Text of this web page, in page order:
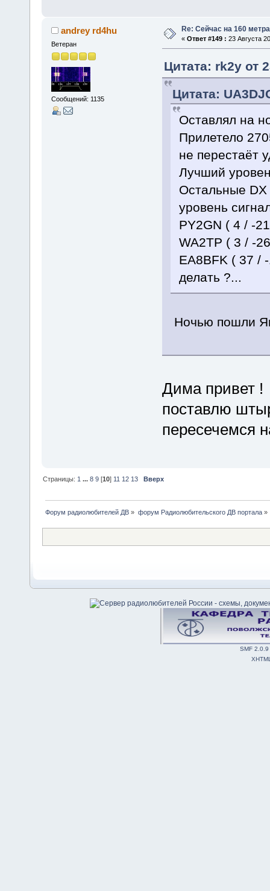
andrey rd4hu
Ветеран
Сообщений: 1135
Re: Сейчас на 160
« Ответ #149 : 23 Августа
Цитата: rk2y от
Цитата:
Оставлял на
Прилетело
не перестаёт
Лучший
Остальные DX
уровень
PY2GN ( 4 / -
WA2TP ( 3 / -
EA8BFK ( 37 /
делать ?...
Ночью пошли
Дима привет !
поставлю
пересечемся
Страницы: 1 ...8 9 [10] 11 12 13 Вверх
Форум радиолюбителей ДВ » форум Радиолюбительского ДВ портала»
SMF 2.0.9